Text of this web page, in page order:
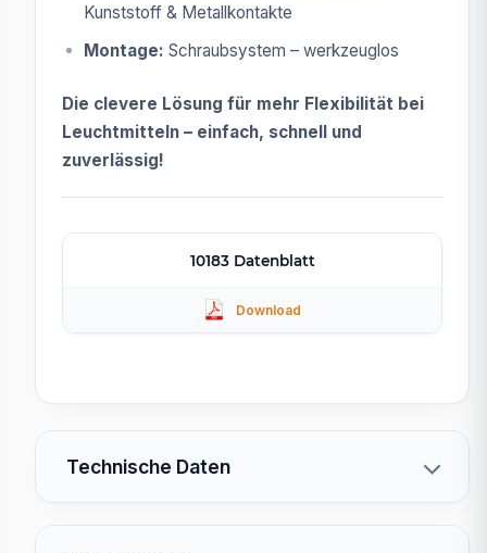
Kunststoff & Metallkontakte
Montage: Schraubsystem – werkzeuglos
Die clevere Lösung für mehr Flexibilität bei
Leuchtmitteln – einfach, schnell und
zuverlässig!
10183 Datenblatt
Technische Daten